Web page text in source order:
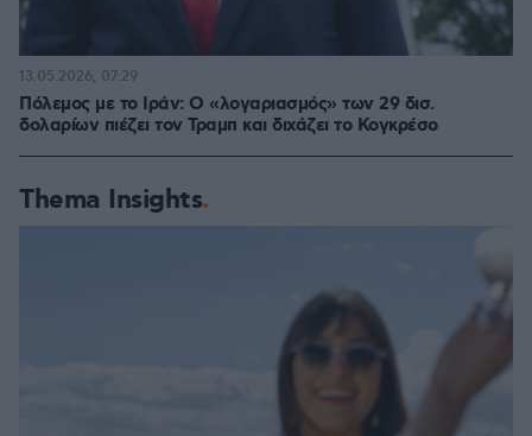
Πόλεμος με το Ιράν: Ο «λογαριασμός» των 29 δισ.
δολαρίων πιέζει τον Τραμπ και διχάζει το Κογκρέσο
13.05.2026, 07:29
Thema Insights